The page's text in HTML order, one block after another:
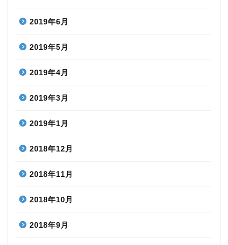
2019年6月
2019年5月
2019年4月
2019年3月
2019年1月
2018年12月
2018年11月
2018年10月
2018年9月